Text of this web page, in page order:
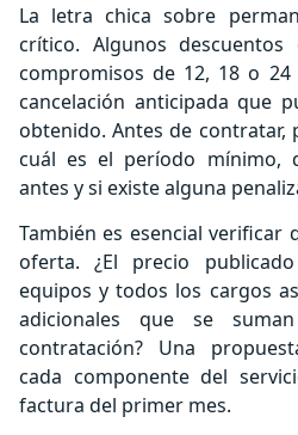
La letra chica sobre
crítico. Algunos descuentos
compromisos de 12, 18 o
cancelación anticipada que
obtenido. Antes de contratar,
cuál es el período mínimo,
antes y si existe alguna
También es esencial verificar
oferta. ¿El precio
equipos y todos los cargos
adicionales que se
contratación? Una
cada componente del
factura del primer mes.